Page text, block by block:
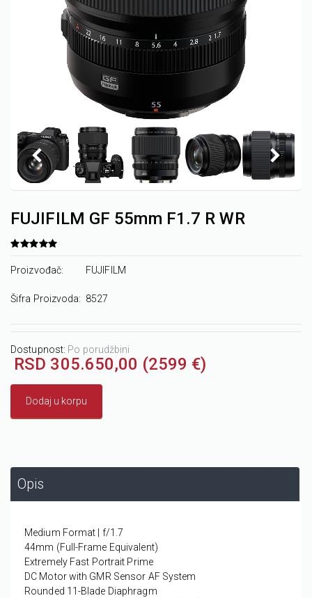
FUJIFILM GF 55mm F1.7 R WR
Proizvođač: FUJIFILM
Šifra Proizvoda: 8527
Dostupnost: Po porudžbini
RSD 305.650,00 (2599 €)
Dodaj u korpu
Opis
Medium Format | f/1.7
44mm (Full-Frame Equivalent)
Extremely Fast Portrait Prime
DC Motor with GMR Sensor AF System
Rounded 11-Blade Diaphragm